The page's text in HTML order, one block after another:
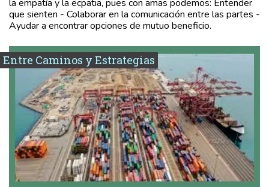
la empatía y la ecpatia, pues con amas podemos: Entender
que sienten - Colaborar en la comunicación entre las partes -
Ayudar a encontrar opciones de mutuo beneficio.
Entre Caminos y Estrategias